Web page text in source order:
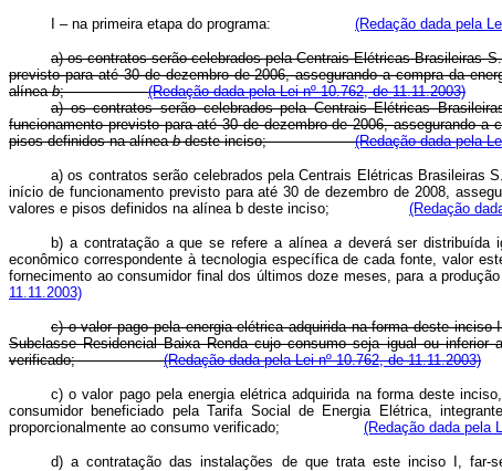
I – na primeira etapa do programa: (Redação dada pela
a) os contratos serão celebrados pela Centrais Elétricas Brasileiras
previsto para até 30 de dezembro de 2006, assegurando a compra da
alíneab;(Redação dada pela Lei nº 10.762, de 11.11.2003)
a) os contratos serão celebrados pela Centrais Elétricas
funcionamento previsto para até 30 de dezembro de 2006, assegurando
pisos definidos na alíneabdeste inciso;(Redação dada pela
a) os contratos serão celebrados pela Centrais Elétricas Brasileiras
início de funcionamento previsto para até 30 de dezembro de 2008,
valores e pisos definidos na alínea b deste inciso; (Redação
b) a contratação a que se refere a alínea adeverá ser distribuída
econômico correspondente à tecnologia específica de cada fonte, valor
fornecimento ao consumidor final dos últimos doze meses, para a
11.11.2003)
c) o valor pago pela energia elétrica adquirida na forma deste
Subclasse Residencial Baixa Renda cujo consumo seja igual ou
verificado;(Redação dada pela Lei nº 10.762, de 11.11.2003)
c) o valor pago pela energia elétrica adquirida na forma deste
consumidor beneficiado pela Tarifa Social de Energia Elétrica,
proporcionalmente ao consumo verificado; (Redação dada pela
d) a contratação das instalações de que trata este inciso I, far-